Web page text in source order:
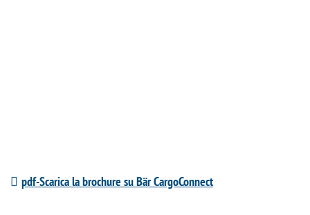
pdf-Scarica la brochure su Bär CargoConnect